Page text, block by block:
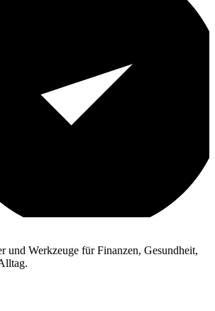
und Werkzeuge für Finanzen, Gesundheit,